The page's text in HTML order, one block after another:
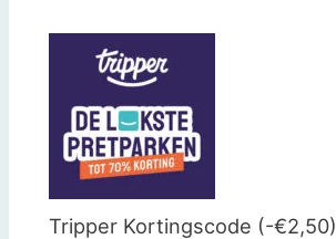
Tripper Kortingscode (-€2,50)